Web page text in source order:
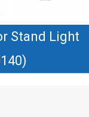
Stand Light